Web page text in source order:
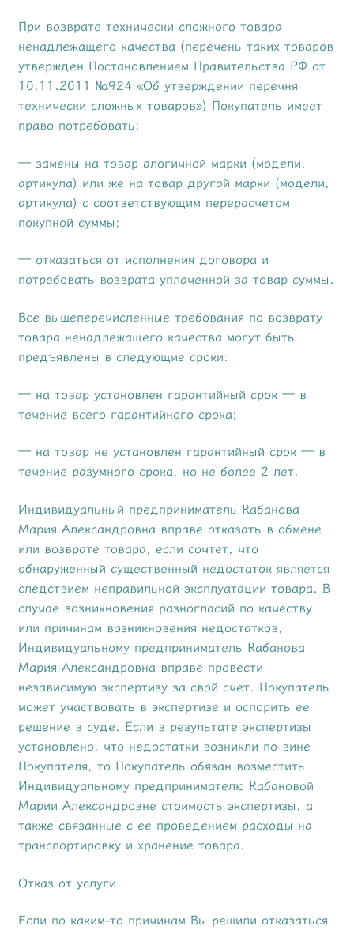
При возврате технически сложного товара
ненадлежащего качества (перечень таких товаров
утвержден Постановлением Правительства РФ от
10.11.2011 №924 «Об утверждении перечня
технически сложных товаров») Покупатель имеет
право потребовать:
— замены на товар алогичной марки (модели,
артикула) или же на товар другой марки (модели,
артикула) с соответствующим перерасчетом
покупной суммы;
— отказаться от исполнения договора и
потребовать возврата уплаченной за товар суммы.
Все вышеперечисленные требования по возврату
товара ненадлежащего качества могут быть
предъявлены в следующие сроки:
— на товар установлен гарантийный срок — в
течение всего гарантийного срока;
— на товар не установлен гарантийный срок — в
течение разумного срока, но не более 2 лет.
Индивидуальный предприниматель Кабанова
Мария Александровна вправе отказать в обмене
или возврате товара, если сочтет, что
обнаруженный существенный недостаток является
следствием неправильной эксплуатации товара. В
случае возникновения разногласий по качеству
или причинам возникновения недостатков,
Индивидуальному предприниматель Кабанова
Мария Александровна вправе провести
независимую экспертизу за свой счет. Покупатель
может участвовать в экспертизе и оспорить ее
решение в суде. Если в результате экспертизы
установлено, что недостатки возникли по вине
Покупателя, то Покупатель обязан возместить
Индивидуальному предпринимателю Кабановой
Марии Александровне стоимость экспертизы, а
также связанные с ее проведением расходы на
транспортировку и хранение товара.
Отказ от услуги
Если по каким-то причинам Вы решили отказаться